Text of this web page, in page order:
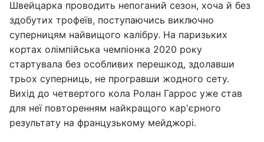
Швейцарка проводить непоганий сезон, хоча й без
здобутих трофеїв, поступаючись виключно
суперницям найвищого калібру. На паризьких
кортах олімпійська чемпіонка 2020 року
стартувала без особливих перешкод, здолавши
трьох суперниць, не програвши жодного сету.
Вихід до четвертого кола Ролан Гаррос уже став
для неї повторенням найкращого кар'єрного
результату на французькому мейджорі.